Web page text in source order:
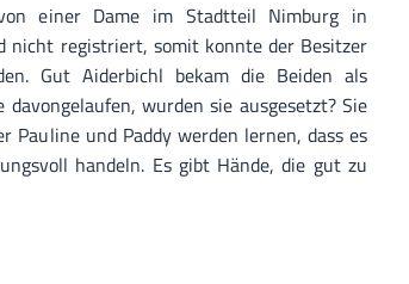
einer Dame im Stadtteil Nimburg in
nicht registriert, somit konnte der Besitzer
Gut Aiderbichl bekam die Beiden als
davongelaufen, wurden sie ausgesetzt? Sie
Pauline und Paddy werden lernen, dass es
handeln. Es gibt Hände, die gut zu